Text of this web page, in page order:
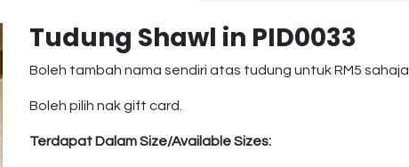
Tudung Shawl in PID0033
Boleh tambah nama sendiri atas tudung untuk RM5 sahaja.
Boleh pilih nak gift card.
Terdapat Dalam Size/Available Sizes: